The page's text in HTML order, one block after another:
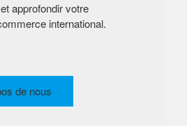
approfondir votre
international.
de nous